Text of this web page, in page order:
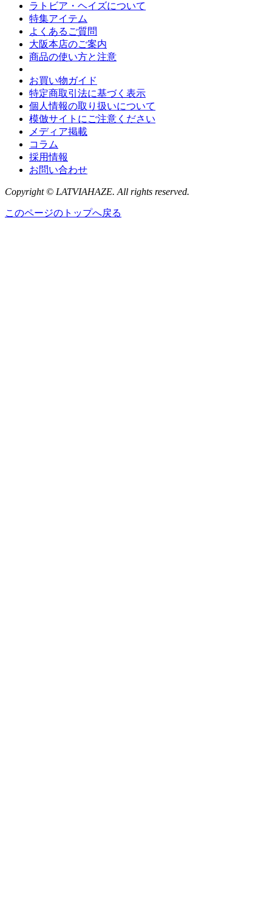
ラトビア・ヘイズについて
特集アイテム
よくあるご質問
大阪本店のご案内
商品の使い方と注意
お買い物ガイド
特定商取引法に基づく表示
個人情報の取り扱いについて
模倣サイトにご注意ください
メディア掲載
コラム
採用情報
お問い合わせ
Copyright © LATVIAHAZE. All rights reserved.
このページのトップへ戻る